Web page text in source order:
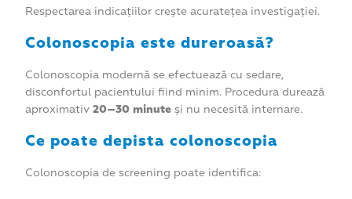
Respectarea indicațiilor crește acuratețea investigației.
Colonoscopia este dureroasă?
Colonoscopia modernă se efectuează cu sedare,
disconfortul pacientului fiind minim. Procedura durează
aproximativ20–30 minute și nu necesită internare.
Ce poate depista colonoscopia
Colonoscopia de screening poate identifica: